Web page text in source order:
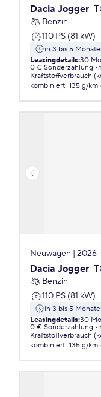
Dacia Jogger
Benzin
110 PS (81 kW)
in 3 bis 5
Leasingdetails:30
0 € Sonderzahlung
Kraftstoffverbrauch
kombiniert: 135 g/km
Neuwagen | 2026
Dacia Jogger
Benzin
110 PS (81 kW)
in 3 bis 5
Leasingdetails:30
0 € Sonderzahlung
Kraftstoffverbrauch
kombiniert: 135 g/km